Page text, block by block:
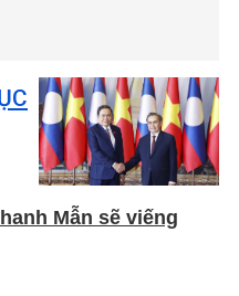
Mẫn sẽ viếng